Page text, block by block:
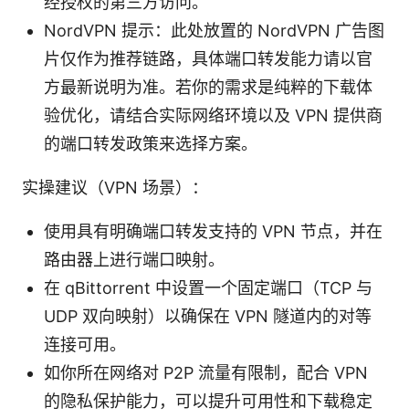
NordVPN 提示：此处放置的 NordVPN 广告图
片仅作为推荐链路，具体端口转发能力请以官
方最新说明为准。若你的需求是纯粹的下载体
验优化，请结合实际网络环境以及 VPN 提供商
的端口转发政策来选择方案。
实操建议（VPN 场景）：
使用具有明确端口转发支持的 VPN 节点，并在
路由器上进行端口映射。
在 qBittorrent 中设置一个固定端口（TCP 与
UDP 双向映射）以确保在 VPN 隧道内的对等
连接可用。
如你所在网络对 P2P 流量有限制，配合 VPN
的隐私保护能力，可以提升可用性和下载稳定